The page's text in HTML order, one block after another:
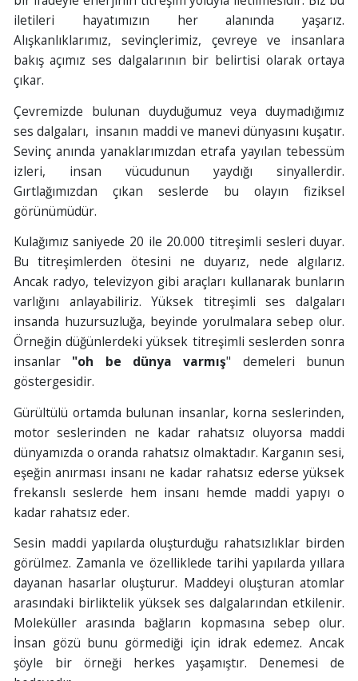
iletileri hayatımızın her alanında yaşarız.
Alışkanlıklarımız, sevinçlerimiz, çevreye ve insanlara
bakış açımız ses dalgalarının bir belirtisi olarak ortaya
çıkar.
Çevremizde bulunan duyduğumuz veya duymadığımız
ses dalgaları, insanın maddi ve manevi dünyasını kuşatır.
Sevinç anında yanaklarımızdan etrafa yayılan tebessüm
izleri, insan vücudunun yaydığı sinyallerdir.
Gırtlağımızdan çıkan seslerde bu olayın fiziksel
görünümüdür.
Kulağımız saniyede 20 ile 20.000 titreşimli sesleri duyar.
Bu titreşimlerden ötesini ne duyarız, nede algılarız.
Ancak radyo, televizyon gibi araçları kullanarak bunların
varlığını anlayabiliriz. Yüksek titreşimli ses dalgaları
insanda huzursuzluğa, beyinde yorulmalara sebep olur.
Örneğin düğünlerdeki yüksek titreşimli seslerden sonra
insanlar "oh be dünya varmış" demeleri bunun
göstergesidir.
Gürültülü ortamda bulunan insanlar, korna seslerinden,
motor seslerinden ne kadar rahatsız oluyorsa maddi
dünyamızda o oranda rahatsız olmaktadır. Karganın sesi,
eşeğin anırması insanı ne kadar rahatsız ederse yüksek
frekanslı seslerde hem insanı hemde maddi yapıyı o
kadar rahatsız eder.
Sesin maddi yapılarda oluşturduğu rahatsızlıklar birden
görülmez. Zamanla ve özelliklede tarihi yapılarda yıllara
dayanan hasarlar oluşturur. Maddeyi oluşturan atomlar
arasındaki birliktelik yüksek ses dalgalarından etkilenir.
Moleküller arasında bağların kopmasına sebep olur.
İnsan gözü bunu görmediği için idrak edemez. Ancak
şöyle bir örneği herkes yaşamıştır. Denemesi de